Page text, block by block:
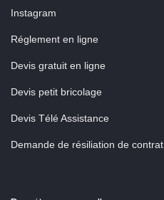
Instagram
Réglement en ligne
Devis gratuit en ligne
Devis petit bricolage
Devis Télé Assistance
Demande de résiliation de contrat